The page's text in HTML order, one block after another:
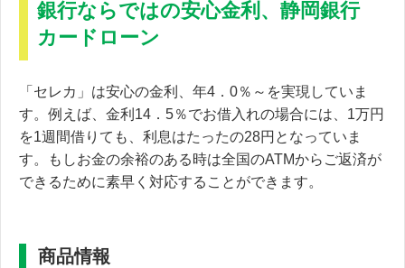
銀行ならではの安心金利、静岡銀行
カードローン
「セレカ」は安心の金利、年4．0％～を実現していま
す。例えば、金利14．5％でお借入れの場合には、1万円
を1週間借りても、利息はたったの28円となっていま
す。もしお金の余裕のある時は全国のATMからご返済が
できるために素早く対応することができます。
商品情報